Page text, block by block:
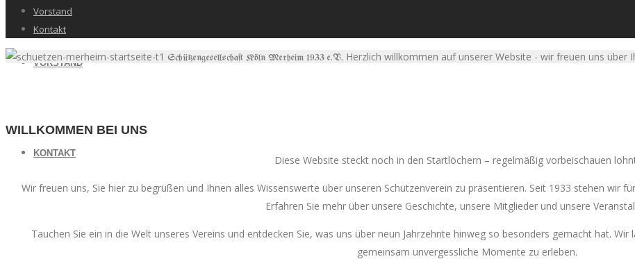
VORSTAND
KONTAKT
Vorstand
Kontakt
Schützengesellschaft Köln Merheim 1933 e.V. Herzlich willkommen auf unserer Website - wir freuen uns über
WILLKOMMEN BEI UNS
Diese Website steckt noch in den Startlöchern – regelmäßig vorbeischauen
Wir freuen uns, Sie hier zu begrüßen und Ihnen alles Wissenswerte über unseren Schützenverein zu präsentieren. Seit 1933 stehen wir
Erfahren Sie mehr über unsere Geschichte, unsere Mitglieder und unsere
Tauchen Sie ein in die Welt unseres Vereins und entdecken Sie, was uns über neun Jahrzehnte hinweg so besonders gemacht hat.
gemeinsam unvergessliche Momente zu erleben.